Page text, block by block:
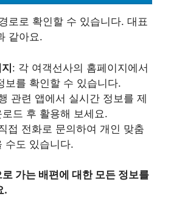
로로 확인할 수 있습니다. 대표
같아요.
: 각 여객선사의 홈페이지에서
보를 확인할 수 있습니다.
관련 앱에서 실시간 정보를 제
드 후 활용해 보세요.
접 전화로 문의하여 개인 맞춤
수도 있습니다.
가는 배편에 대한 모든 정보를
.